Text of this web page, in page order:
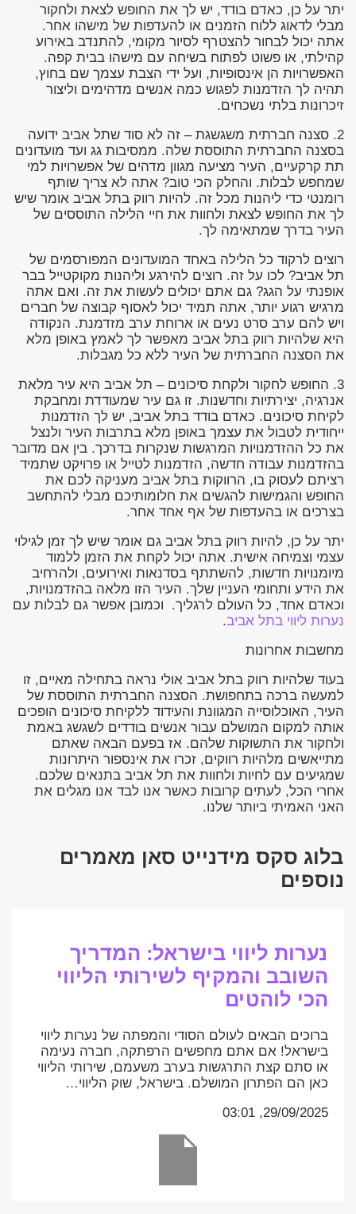
יתר על כן, כאדם בודד, יש לך את החופש לצאת ולחקור
מבלי לדאוג ללוח הזמנים או להעדפות של מישהו אחר.
אתה יכול לבחור להצטרף לסיור מקומי, להתנדב באירוע
קהילתי, או פשוט לפתוח בשיחה עם מישהו בבית קפה.
האפשרויות הן אינסופיות, ועל ידי הצבת עצמך שם בחוץ,
תהיה לך הזדמנות לפגוש כמה אנשים מדהימים וליצור
זיכרונות בלתי נשכחים.
2. סצנה חברתית משגשגת – זה לא סוד שתל אביב ידועה
בסצנה החברתית התוססת שלה. ממסיבות גג ועד מועדונים
תת קרקעיים, העיר מציעה מגוון מדהים של אפשרויות למי
שמחפש לבלות. והחלק הכי טוב? אתה לא צריך שותף
רומנטי כדי ליהנות מכל זה. להיות רווק בתל אביב אומר שיש
לך את החופש לצאת ולחוות את חיי הלילה התוססים של
העיר בדרך שמתאימה לך.
רוצים לרקוד כל הלילה באחד המועדונים המפורסמים של
תל אביב? לכו על זה. רוצים להירגע וליהנות מקוקטייל בבר
אופנתי על הגג? גם אתם יכולים לעשות את זה. ואם אתה
מרגיש רגוע יותר, אתה תמיד יכול לאסוף קבוצה של חברים
ויש להם ערב סרט נעים או ארוחת ערב מזדמנת. הנקודה
היא שלהיות רווק בתל אביב מאפשר לך לאמץ באופן מלא
את הסצנה החברתית של העיר ללא כל מגבלות.
3. החופש לחקור ולקחת סיכונים – תל אביב היא עיר מלאת
אנרגיה, יצירתיות וחדשנות. זו גם עיר שמעודדת ומחבקת
לקיחת סיכונים. כאדם בודד בתל אביב, יש לך הזדמנות
ייחודית לטבול את עצמך באופן מלא בתרבות העיר ולנצל
את כל ההזדמנויות המרגשות שנקרות בדרכך. בין אם מדובר
בהזדמנות עבודה חדשה, הזדמנות לטייל או פרויקט שתמיד
רציתם לעסוק בו, הרווקות בתל אביב מעניקה לכם את
החופש והגמישות להגשים את חלומותיכם מבלי להתחשב
בצרכים או בהעדפות של אף אחד אחר.
יתר על כן, להיות רווק בתל אביב גם אומר שיש לך זמן לגילוי
עצמי וצמיחה אישית. אתה יכול לקחת את הזמן ללמוד
מיומנויות חדשות, להשתתף בסדנאות ואירועים, ולהרחיב
את הידע ותחומי העניין שלך. העיר הזו מלאה בהזדמנויות,
וכאדם אחד, כל העולם לרגליך. וכמובן אפשר גם לבלות עם
נערות ליווי בתל אביב.
מחשבות אחרונות
בעוד שלהיות רווק בתל אביב אולי נראה בתחילה מאיים, זו
למעשה ברכה בתחפושת. הסצנה החברתית התוססת של
העיר, האוכלוסייה המגוונת והעידוד ללקיחת סיכונים הופכים
אותה למקום המושלם עבור אנשים בודדים לשגשג באמת
ולחקור את התשוקות שלהם. אז בפעם הבאה שאתם
מתייאשים מלהיות רווקים, זכרו את אינספור היתרונות
שמגיעים עם לחיות ולחוות את תל אביב בתנאים שלכם.
אחרי הכל, לעתים קרובות כאשר אנו לבד אנו מגלים את
האני האמיתי ביותר שלנו.
בלוג סקס מידנייט סאן מאמרים
נוספים
נערות ליווי בישראל: המדריך
השובב והמקיף לשירותי הליווי
הכי לוהטים
ברוכים הבאים לעולם הסודי והמפתה של נערות ליווי
בישראל! אם אתם מחפשים הרפתקה, חברה נעימה
או סתם קצת התרגשות בערב משעמם, שירותי הליווי
כאן הם הפתרון המושלם. בישראל, שוק הליווי…
29/09/2025, 03:01